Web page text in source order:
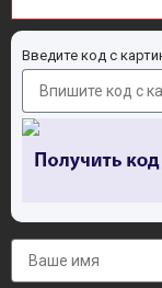
Введите код с